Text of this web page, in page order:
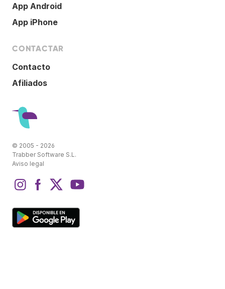
App Android
App iPhone
CONTACTAR
Contacto
Afiliados
© 2005 - 2026
Trabber Software S.L.
Aviso legal